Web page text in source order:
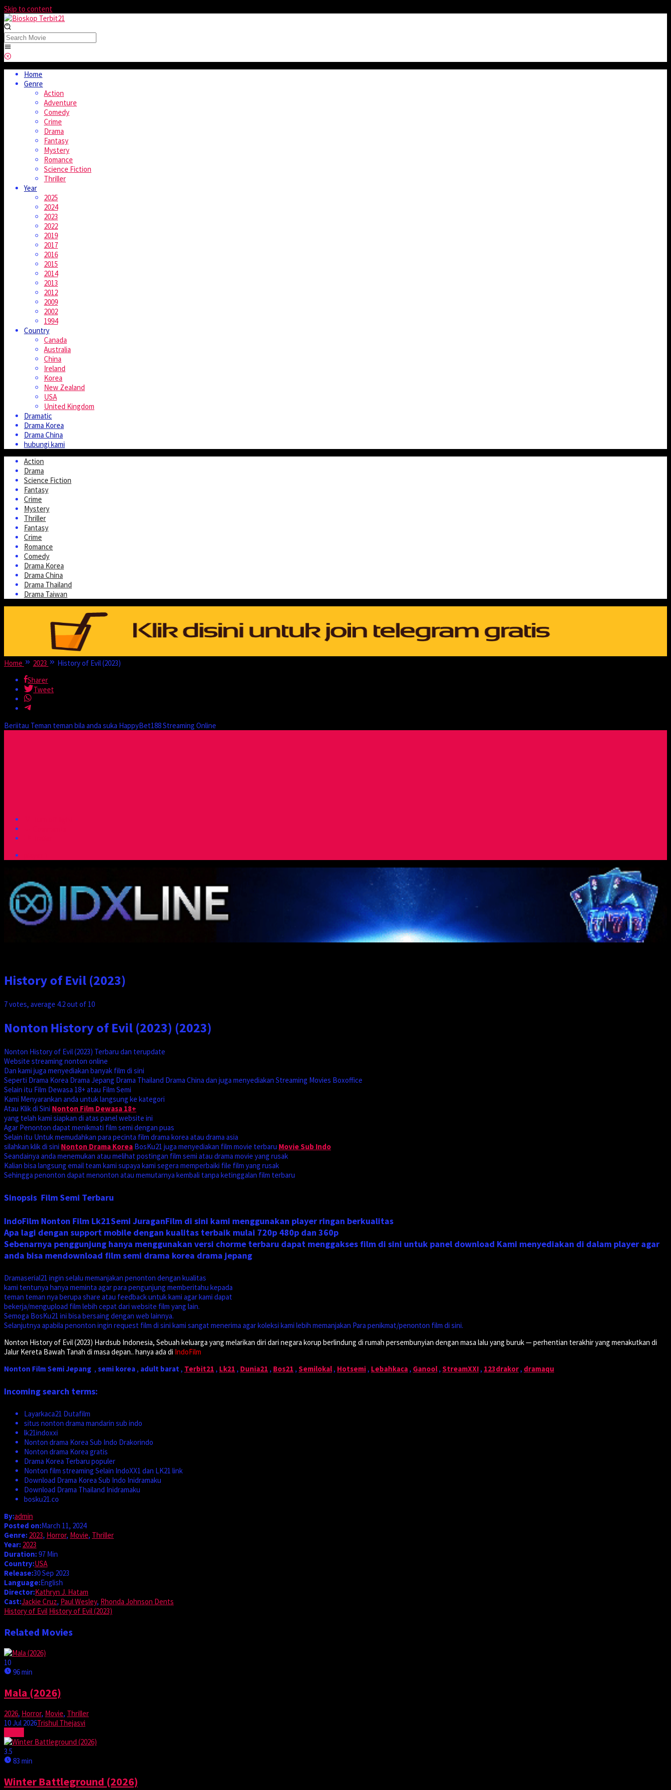
Skip to content
Home
Genre
Action
Adventure
Comedy
Crime
Drama
Fantasy
Mystery
Romance
Science Fiction
Thriller
Year
2025
2024
2023
2022
2019
2017
2016
2015
2014
2013
2012
2009
2002
1994
Country
Canada
Australia
China
Ireland
Korea
New Zealand
USA
United Kingdom
Dramatic
Drama Korea
Drama China
hubungi kami
Action
Drama
Science Fiction
Fantasy
Crime
Mystery
Thriller
Fantasy
Crime
Romance
Comedy
Drama Korea
Drama China
Drama Thailand
Drama Taiwan
Home 2023
History of Evil (2023)
Sharer
Tweet
Beriitau Teman teman bila anda suka HappyBet188 Streaming Online
History of Evil (2023)
7votes, average 4.2out of 10
Nonton History of Evil (2023) (2023)
Nonton History of Evil (2023) Terbaru dan terupdate
Website streaming nonton online
Dan kami juga menyediakan banyak film di sini
Seperti Drama Korea Drama Jepang Drama Thailand Drama China dan juga menyediakan Streaming Movies Boxoffice
Selain itu Film Dewasa 18+ atau Film Semi
Kami Menyarankan anda untuk langsung ke kategori
Atau Klik di Sini Nonton Film Dewasa 18+
yang telah kami siapkan di atas panel website ini
Agar Penonton dapat menikmati film semi dengan puas
Selain itu Untuk memudahkan para pecinta film drama korea atau drama asia
silahkan klik di sini Nonton Drama Korea BosKu21 juga menyediakan film movie terbaru Movie Sub Indo
Seandainya anda menemukan atau melihat postingan film semi atau drama movie yang rusak
Kalian bisa langsung email team kami supaya kami segera memperbaiki file film yang rusak
Sehingga penonton dapat menonton atau memutarnya kembali tanpa ketinggalan film terbaru
Sinopsis Film Semi Terbaru
IndoFilm Nonton Film Lk21Semi JuraganFilm di sini kami menggunakan player ringan berkualitas
Apa lagi dengan support mobile dengan kualitas terbaik mulai 720p 480p dan 360p
Sebenarnya penggunjung hanya menggunakan versi chorme terbaru dapat menggakses film di sini untuk panel download Kami menyediakan di dalam player agar
anda bisa mendownload film semi drama korea drama jepang
Dramaserial21 ingin selalu memanjakan penonton dengan kualitas
kami tentunya hanya meminta agar para pengunjung memberitahu kepada
teman teman nya berupa share atau feedback untuk kami agar kami dapat
bekerja/mengupload film lebih cepat dari website film yang lain.
Semoga BosKu21 ini bisa bersaing dengan web lainnya.
Selanjutnya apabila penonton ingin request film di sini kami sangat menerima agar koleksi kami lebih memanjakan Para penikmat/penonton film di sini.
Nonton History of Evil (2023) Hardsub Indonesia, Sebuah keluarga yang melarikan diri dari negara korup berlindung di rumah persembunyian dengan masa lalu yang buruk — perhentian terakhir yang menakutkan di
Jalur Kereta Bawah Tanah di masa depan.. hanya ada di IndoFilm
Nonton Film Semi Jepang , semi korea, adult barat , Terbit21 , Lk21 , Dunia21 , Bos21 , Semilokal, Hotsemi, Lebahkaca, Ganool, StreamXXI, 123drakor, dramaqu
Incoming search terms:
Layarkaca21 Dutafilm
situs nonton drama mandarin sub indo
lk21indoxxi
Nonton drama Korea Sub Indo Drakorindo
Nonton drama Korea gratis
Drama Korea Terbaru populer
Nonton film streaming Selain IndoXX1 dan LK21 link
Download Drama Korea Sub Indo Inidramaku
Download Drama Thailand Inidramaku
bosku21.co
By:admin
Posted on:March 11, 2024
Genre: 2023, Horror, Movie, Thriller
Year: 2023
Duration:97 Min
Country:USA
Release:30 Sep 2023
Language:English
Director:Kathryn J. Hatam
Cast:Jackie Cruz, Paul Wesley, Rhonda Johnson Dents
History of Evil History of Evil (2023)
Related Movies
10
96 min
Mala (2026)
2026, Horror, Movie, Thriller
10 Jul 2026Trishul Thejasvi
3.5
83 min
Winter Battleground (2026)